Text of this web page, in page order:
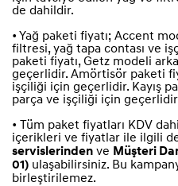
de dahildir.
• Yağ paketi fiyatı; Accent
filtresi, yağ tapa contası ve
paketi fiyatı, Getz modeli
geçerlidir. Amörtisör paketi
işçiliği için geçerlidir. Kayış
parça ve işçiliği için
• Tüm paket fiyatları KDV
içerikleri ve fiyatlar ile ilgili
servislerinden ve Müşteri
01) ulaşabilirsiniz. Bu
birleştirilemez.